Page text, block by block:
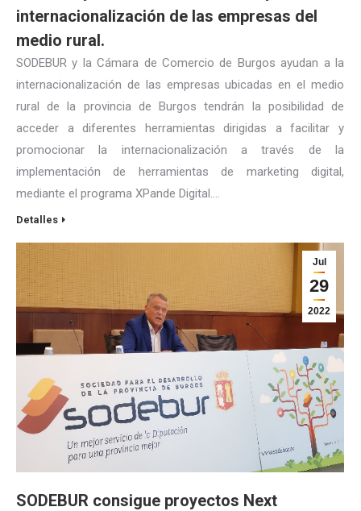
internacionalización de las empresas del
medio rural.
SODEBUR y la Cámara de Comercio de Burgos ayudan a la
internacionalización de las empresas ubicadas en el medio
rural de la provincia de Burgos tendrán la posibilidad de
acceder a diferentes herramientas dirigidas a facilitar y
promocionar la internacionalización a través de la
implementación de herramientas de marketing digital,
mediante el programa XPande Digital.…
Detalles
Jul
29
2022
SODEBUR consigue proyectos Next